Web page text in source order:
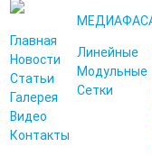
Главная
Новости
Статьи
Галерея
Видео
Контакты
Линейные
Модульные
Сетки